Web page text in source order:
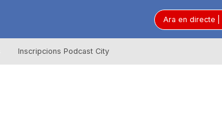
Ara en directe
Inscripcions Podcast City